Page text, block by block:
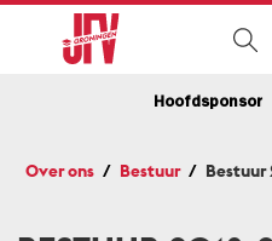
Hoofdsponsor
Over ons Bestuur Bestuur